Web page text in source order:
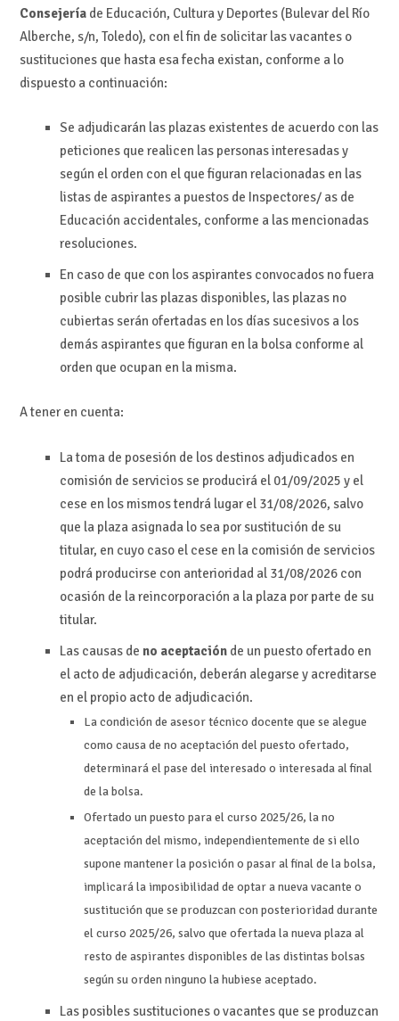
Consejeríade Educación, Cultura y Deportes (Bulevar del Río
Alberche, s/n, Toledo), con el fin de solicitar las vacantes o
sustituciones que hasta esa fecha existan, conforme a lo
dispuesto a continuación:
Se adjudicarán las plazas existentes de acuerdo con las
peticiones que realicen las personas interesadas y
según el orden con el que figuran relacionadas en las
listas de aspirantes a puestos de Inspectores/ as de
Educación accidentales, conforme a las mencionadas
resoluciones.
En caso de que con los aspirantes convocados no fuera
posible cubrir las plazas disponibles, las plazas no
cubiertas serán ofertadas en los días sucesivos a los
demás aspirantes que figuran en la bolsa conforme al
orden que ocupan en la misma.
A tener en cuenta:
La toma de posesión de los destinos adjudicados en
comisión de servicios se producirá el 01/09/2025 y el
cese en los mismos tendrá lugar el 31/08/2026, salvo
que la plaza asignada lo sea por sustitución de su
titular, en cuyo caso el cese en la comisión de servicios
podrá producirse con anterioridad al 31/08/2026 con
ocasión de la reincorporación a la plaza por parte de su
titular.
Las causas de no aceptaciónde un puesto ofertado en
el acto de adjudicación, deberán alegarse y acreditarse
en el propio acto de adjudicación.
La condición de asesor técnico docente que se alegue
como causa de no aceptación del puesto ofertado,
determinará el pase del interesado o interesada al final
de la bolsa.
Ofertado un puesto para el curso 2025/26, la no
aceptación del mismo, independientemente de si ello
supone mantener la posición o pasar al final de la bolsa,
implicará la imposibilidad de optar a nueva vacante o
sustitución que se produzcan con posterioridad durante
el curso 2025/26, salvo que ofertada la nueva plaza al
resto de aspirantes disponibles de las distintas bolsas
según su orden ninguno la hubiese aceptado.
Las posibles sustituciones o vacantes que se produzcan